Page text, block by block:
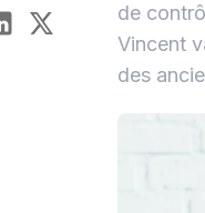
de
Vincent
des